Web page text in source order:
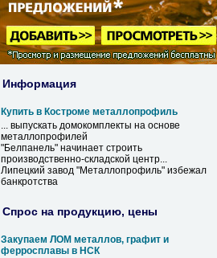
Информация
Купить в Костроме металлопрофиль
... выпускать домокомплекты на основе
металлопрофилей
"Белпанель" начинает строить
производственно-складской центр...
Липецкий завод "Металлопрофиль" избежал
банкротства
Спрос на продукцию, цены
Закупаем ЛОМ металлов, графит и
ферросплавы в НСК